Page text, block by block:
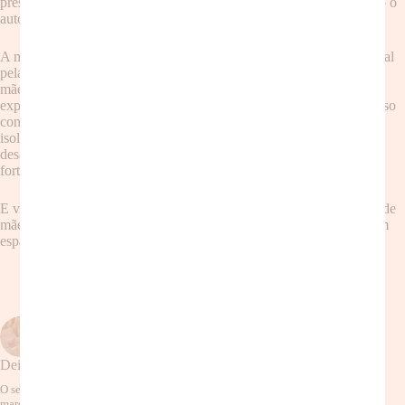
autocuidado e a construção de resiliência.
A mensagem principal é a necessidade de se libertar da pressão social
pela perfeição e reconhecer a importância do apoio mútuo entre as
mães. O texto aborda os benefícios do compartilhamento de
experiências, conselhos e responsabilidades, demonstrando como isso
contribui para a saúde mental, reduzindo o estresse e a sensação de
isolamento. Incentiva a celebração das conquistas e a superação dos
desafios de forma coletiva, construindo uma comunidade solidária e
fortalecida.
E você, como tem lidado com a necessidade de ajuda na sua rotina de
mãe? Compartilhe sua experiência nos comentários! Vamos criar um
espaço de apoio e troca para todas as mães!
Deixe um comentário
O seu endereço de e-mail não será publicado.